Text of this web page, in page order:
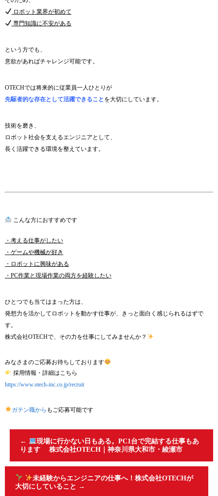
ロボット業界が初めて
専門知識に不安がある
という方でも、
意欲があればチャレンジ可能です。
OTECHでは将来的に従業員一人ひとりが
先駆者的な存在として活躍できること を大切にしています。
技術を磨き、
ロボット社会を支えるエンジニアとして、
長く活躍できる環境を整えています。
こんな方におすすめです
・考える仕事がしたい
・ゲームや機械が好き
・ロボットに興味がある
・PC作業と現場作業の両方を経験したい
ひとつでも当てはまった方は、
発想力を活かしてロボットを動かす仕事が、きっと面白く感じられるはずで
す。
株式会社OTECHで、その力を仕事にしてみませんか？
みなさまのご応募お待ちしております
採用情報・詳細はこちら
https://www.otech-inc.co.jp/recruit
ガテン職から もご応募可能です
←
現場に行かない日もある。PC1台で完結する仕事もあ
ります 株式会社OTECH｜神奈川県大和市・綾瀬市
未経験からエンジニアの仕事へ！株式会社OTECHが
大切にしていること →